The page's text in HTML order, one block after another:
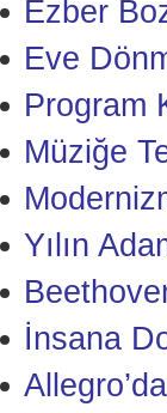
Ezber
Eve
Program
Müziğe
Yılın
İnsana